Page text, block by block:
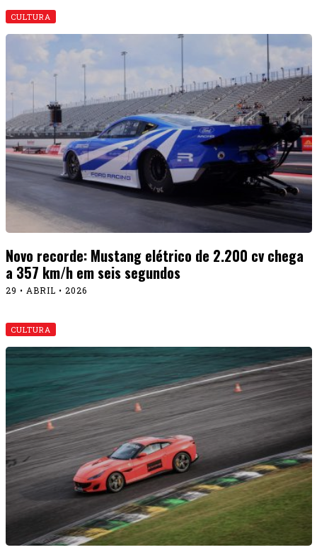
CULTURA
Novo recorde: Mustang elétrico de 2.200 cv chega
a 357 km/h em seis segundos
29 • ABRIL • 2026
CULTURA